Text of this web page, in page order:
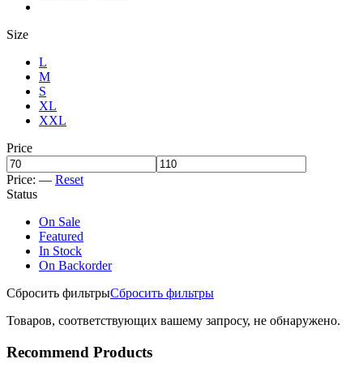
Size
L
M
S
XL
XXL
Price
Price: — Reset
Status
On Sale
Featured
In Stock
On Backorder
Сбросить фильтрыСбросить фильтры
Товаров, соответствующих вашему запросу, не обнаружено.
Recommend Products